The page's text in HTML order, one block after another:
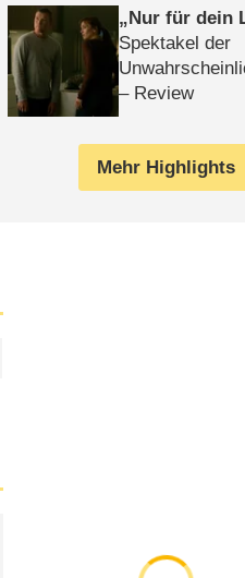
Nur für dein
Spektakel der
– Review
Mehr Highlights